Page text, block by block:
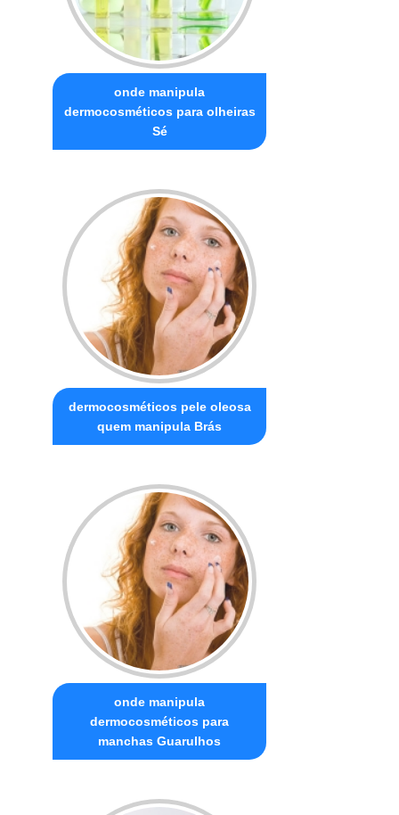
onde manipula
dermocosméticos para olheiras
Sé
dermocosméticos pele oleosa
quem manipula Brás
onde manipula
dermocosméticos para
manchas Guarulhos